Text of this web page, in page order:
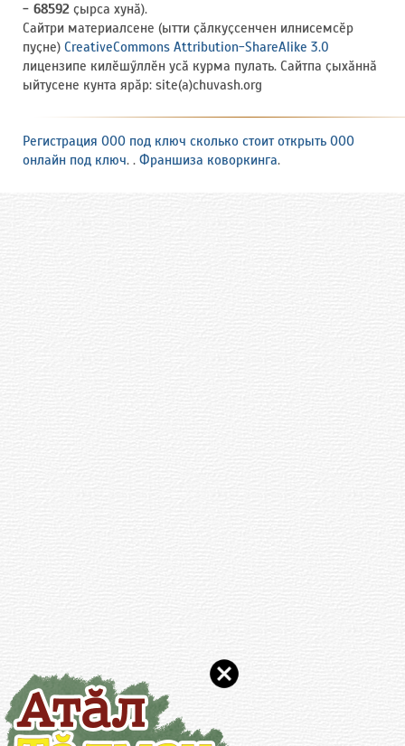
- 68592 ҫырса хунӑ).
Сайтри материалсене (ытти ҫӑлкуҫсенчен илнисемсӗр
пуҫне) CreativeCommons Attribution-ShareAlike 3.0
лицензипе килӗшӳллӗн усӑ курма пулать. Сайтпа ҫыхӑннӑ
ыйтусене кунта ярӑр: site(a)chuvash.org
Регистрация ООО под ключ сколько стоит открыть ООО
онлайн под ключ. . Франшиза коворкинга.